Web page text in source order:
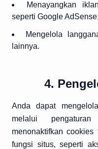
Menayangkan
seperti Google AdSense.
Mengelola
lainnya.
4.
Anda dapat
melalui
menonaktifkan cookies
fungsi situs, seperti